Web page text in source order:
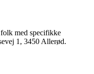
med specifikke
1, 3450 Allerød.